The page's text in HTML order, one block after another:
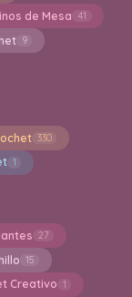
de Mesa 41
9
330
1
27
15
Creativo 1